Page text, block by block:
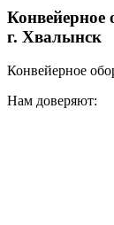
Конвейерное
г. Хвалынск
Конвейерное
Нам доверяют: